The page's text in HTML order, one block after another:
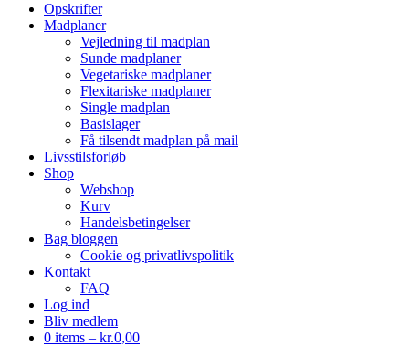
Opskrifter
Madplaner
Vejledning til madplan
Sunde madplaner
Vegetariske madplaner
Flexitariske madplaner
Single madplan
Basislager
Få tilsendt madplan på mail
Livsstilsforløb
Shop
Webshop
Kurv
Handelsbetingelser
Bag bloggen
Cookie og privatlivspolitik
Kontakt
FAQ
Log ind
Bliv medlem
0 items – kr.0,00